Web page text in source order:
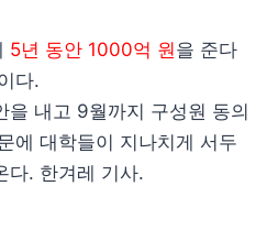
5년 동안 1000억 원을 준다
다.
을 내고 9월까지 구성원 동의
에 대학들이 지나치게 서두
다. 한겨레 기사.